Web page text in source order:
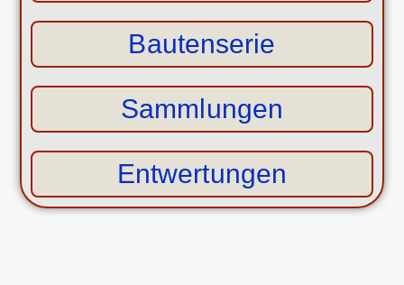
Bautenserie
Sammlungen
Entwertungen